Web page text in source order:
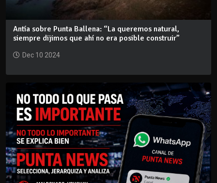
Antía sobre Punta Ballena: “La queremos natural,
siempre dijimos que ahí no era posible construir”
Dec 10 2024